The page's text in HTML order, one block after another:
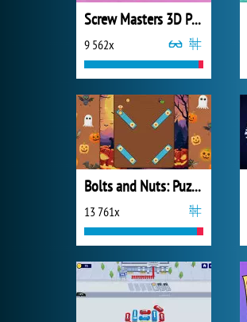
Screw Masters 3D Puzzle
9 562x
Bolts and Nuts: Puzzle
13 761x